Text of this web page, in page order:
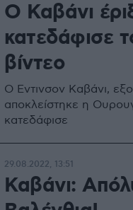
Ο Καβάνι
κατεδάφισε
βίντεο
Ο Εντινσον Καβάνι,
αποκλείστηκε η
κατεδάφισε
Καβάνι:
29.08.2022, 13:51